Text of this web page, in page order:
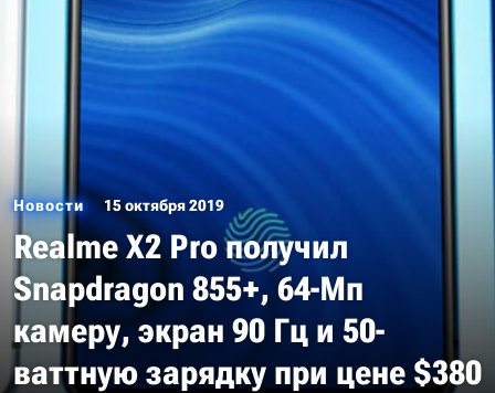
Новости 15 октября 2019
Realme X2 Pro получил
Snapdragon 855+, 64-Мп
камеру, экран 90 Гц и 50-
ваттную зарядку при цене $380